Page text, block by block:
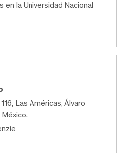
en la Universidad Nacional
Las Américas, Álvaro